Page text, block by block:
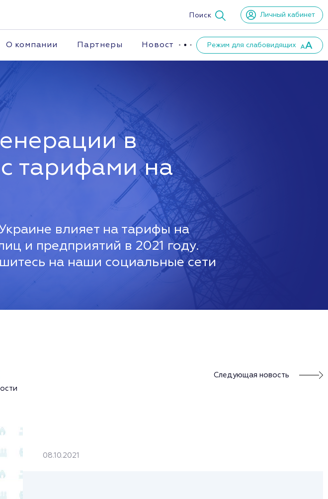
Поиск Личный кабинет
О компании Партнеры Новости Режим для слабовидящих
в
тарифами на
влияет на тарифы на
и предприятий в 2021 году.
на наши социальные сети
Следующая новость
08.10.2021